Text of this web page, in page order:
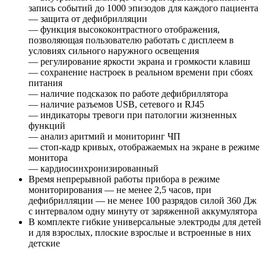
запись событий до 1000 эпизодов для каждого пациента
— защита от дефибрилляции
— функция высококонтрастного отображения,
позволяющая пользователю работать с дисплеем в
условиях сильного наружного освещения
— регулирование яркости экрана и громкости клавиш
— сохранение настроек в реальном времени при сбоях
питания
— наличие подсказок по работе дефибриллятора
— наличие разъемов USB, сетевого и RJ45
— индикаторы тревоги при патологии жизненных
функций
— анализ аритмий и мониторинг ЧП
— стоп-кадр кривых, отображаемых на экране в режиме
монитора
— кардиосинхронизированный
Время непрерывной работы прибора в режиме
мониторирования — не менее 2,5 часов, при
дефибрилляции — не менее 100 разрядов силой 360 Дж
с интервалом одну минуту от заряженной аккумулятора
В комплекте гибкие универсальные электроды для детей
и для взрослых, плоские взрослые и встроенные в них
детские